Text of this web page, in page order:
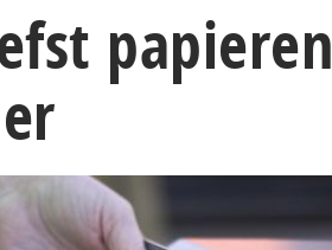
papieren